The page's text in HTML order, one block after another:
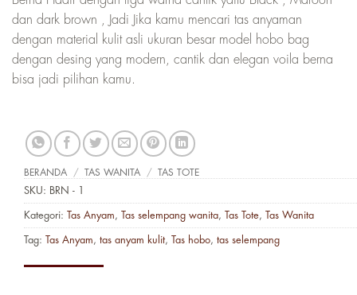
dan dark brown , Jadi Jika kamu mencari tas anyaman
dengan material kulit asli ukuran besar model hobo bag
dengan desing yang modern, cantik dan elegan voila berna
bisa jadi pilihan kamu.
BERANDA / TAS WANITA / TAS TOTE
SKU: BRN - 1
Kategori: Tas Anyam , Tas selempang wanita, Tas Tote, Tas Wanita
Tag: Tas Anyam , tas anyam kulit, Tas hobo, tas selempang